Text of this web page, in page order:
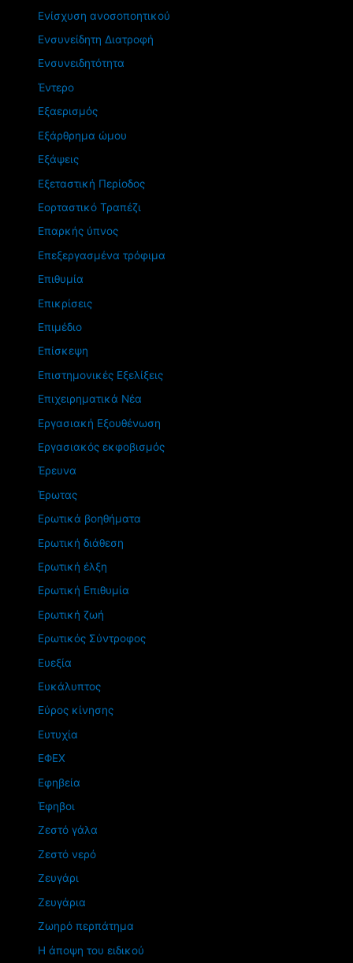
Ενίσχυση ανοσοποητικού
Ενσυνείδητη Διατροφή
Ενσυνειδητότητα
Έντερο
Εξαερισμός
Εξάρθρημα ώμου
Εξάψεις
Εξεταστική Περίοδος
Εορταστικό Τραπέζι
Επαρκής ύπνος
Επεξεργασμένα τρόφιμα
Επιθυμία
Επικρίσεις
Επιμέδιο
Επίσκεψη
Επιστημονικές Εξελίξεις
Επιχειρηματικά Νέα
Εργασιακή Εξουθένωση
Εργασιακός εκφοβισμός
Έρευνα
Έρωτας
Ερωτικά βοηθήματα
Ερωτική διάθεση
Ερωτική έλξη
Ερωτική Επιθυμία
Ερωτική ζωή
Ερωτικός Σύντροφος
Ευεξία
Ευκάλυπτος
Εύρος κίνησης
Ευτυχία
ΕΦΕΧ
Εφηβεία
Έφηβοι
Ζεστό γάλα
Ζεστό νερό
Ζευγάρι
Ζευγάρια
Ζωηρό περπάτημα
Η άποψη του ειδικού